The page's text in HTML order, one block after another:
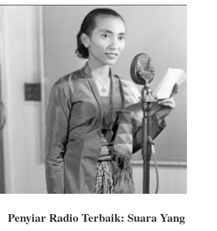
Penyiar Radio Terbaik: Suara Yang